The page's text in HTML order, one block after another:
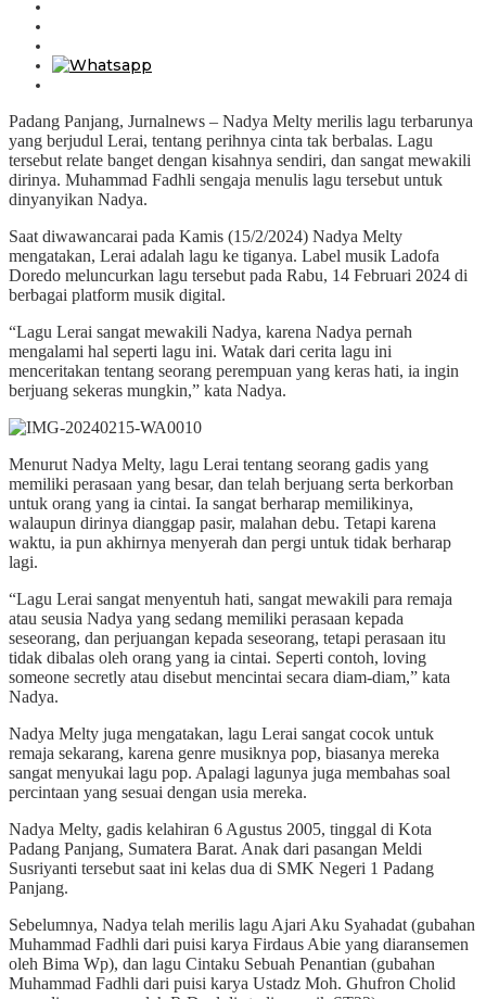
Padang Panjang, Jurnalnews – Nadya Melty merilis lagu terbarunya
yang berjudul Lerai, tentang perihnya cinta tak berbalas. Lagu
tersebut relate banget dengan kisahnya sendiri, dan sangat mewakili
dirinya. Muhammad Fadhli sengaja menulis lagu tersebut untuk
dinyanyikan Nadya.
Saat diwawancarai pada Kamis (15/2/2024) Nadya Melty
mengatakan, Lerai adalah lagu ke tiganya. Label musik Ladofa
Doredo meluncurkan lagu tersebut pada Rabu, 14 Februari 2024 di
berbagai platform musik digital.
“Lagu Lerai sangat mewakili Nadya, karena Nadya pernah
mengalami hal seperti lagu ini. Watak dari cerita lagu ini
menceritakan tentang seorang perempuan yang keras hati, ia ingin
berjuang sekeras mungkin,” kata Nadya.
Menurut Nadya Melty, lagu Lerai tentang seorang gadis yang
memiliki perasaan yang besar, dan telah berjuang serta berkorban
untuk orang yang ia cintai. Ia sangat berharap memilikinya,
walaupun dirinya dianggap pasir, malahan debu. Tetapi karena
waktu, ia pun akhirnya menyerah dan pergi untuk tidak berharap
lagi.
“Lagu Lerai sangat menyentuh hati, sangat mewakili para remaja
atau seusia Nadya yang sedang memiliki perasaan kepada
seseorang, dan perjuangan kepada seseorang, tetapi perasaan itu
tidak dibalas oleh orang yang ia cintai. Seperti contoh, loving
someone secretly atau disebut mencintai secara diam-diam,” kata
Nadya.
Nadya Melty juga mengatakan, lagu Lerai sangat cocok untuk
remaja sekarang, karena genre musiknya pop, biasanya mereka
sangat menyukai lagu pop. Apalagi lagunya juga membahas soal
percintaan yang sesuai dengan usia mereka.
Nadya Melty, gadis kelahiran 6 Agustus 2005, tinggal di Kota
Padang Panjang, Sumatera Barat. Anak dari pasangan Meldi
Susriyanti tersebut saat ini kelas dua di SMK Negeri 1 Padang
Panjang.
Sebelumnya, Nadya telah merilis lagu Ajari Aku Syahadat (gubahan
Muhammad Fadhli dari puisi karya Firdaus Abie yang diaransemen
oleh Bima Wp), dan lagu Cintaku Sebuah Penantian (gubahan
Muhammad Fadhli dari puisi karya Ustadz Moh. Ghufron Cholid